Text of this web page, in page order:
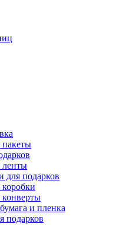
для подарков
и пленка
подарков